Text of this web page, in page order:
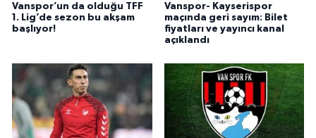
Vanspor’un da olduğu TFF
1. Lig’de sezon bu akşam
başlıyor!
Vanspor- Kayserispor
maçında geri sayım: Bilet
fiyatları ve yayıncı kanal
açıklandı